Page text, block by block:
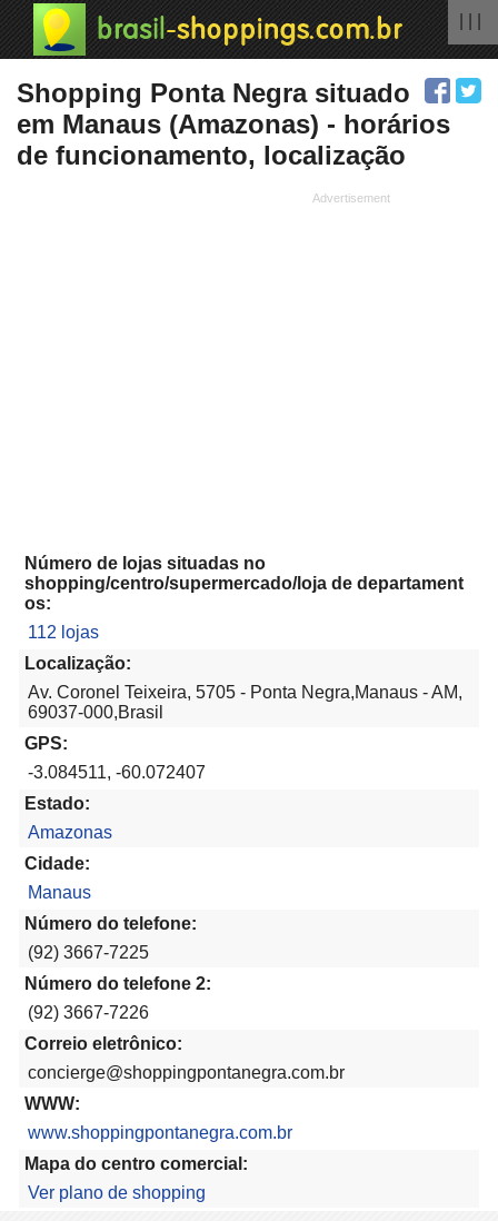
Shopping Ponta Negra situado
em Manaus (Amazonas) - horários
de funcionamento, localização
Número de lojas situadas no
shopping/centro/supermercado/loja de departament
os:
112 lojas
Localização:
Av. Coronel Teixeira, 5705 - Ponta Negra,Manaus - AM,
69037-000,Brasil
GPS:
-3.084511, -60.072407
Estado:
Amazonas
Cidade:
Manaus
Número do telefone:
(92) 3667-7225
Número do telefone 2:
(92) 3667-7226
Correio eletrônico:
concierge@shoppingpontanegra.com.br
WWW:
www.shoppingpontanegra.com.br
Mapa do centro comercial:
Ver plano de shopping